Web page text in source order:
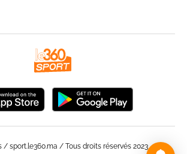
sport.le360.ma / Tous droits réservés 2023